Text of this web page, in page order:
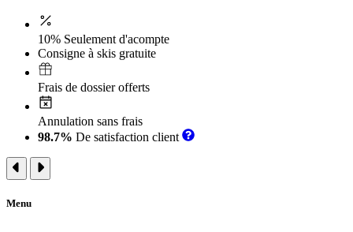
10% Seulement d'acompte
Consigne à skis gratuite
Frais de dossier offerts
Annulation sans frais
98.7% De satisfaction client
Menu